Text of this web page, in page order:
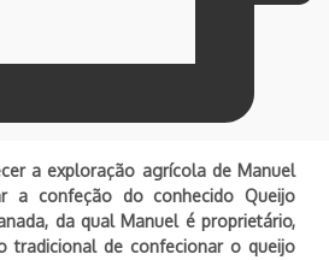
a exploração agrícola de Manuel
a confeção do conhecido Queijo
da qual Manuel é proprietário,
tradicional de confecionar o queijo